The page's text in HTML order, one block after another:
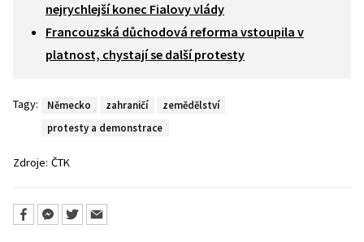
nejrychlejší konec Fialovy vlády
Francouzská důchodová reforma vstoupila v
platnost, chystají se další protesty
Tagy: Německo zahraničí
zemědělství
protesty a demonstrace
Zdroje: ČTK